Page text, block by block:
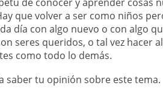
que volver a ser como niños
día con algo nuevo o con algo
seres queridos, o tal vez hacer
como todo lo demás.
saber tu opinión sobre este tema.